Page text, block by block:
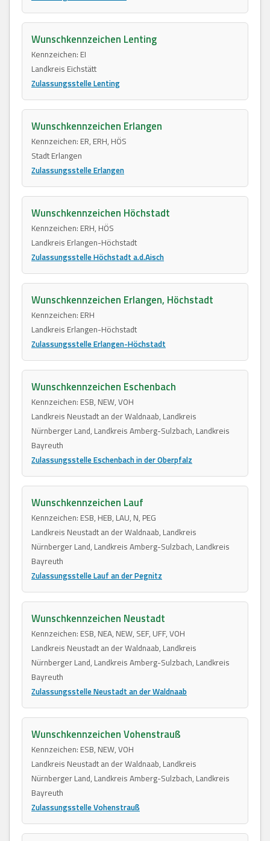
Wunschkennzeichen Lenting
Kennzeichen: EI
Landkreis Eichstätt
Zulassungsstelle Lenting
Wunschkennzeichen Erlangen
Kennzeichen: ER, ERH, HÖS
Stadt Erlangen
Zulassungsstelle Erlangen
Wunschkennzeichen Höchstadt
Kennzeichen: ERH, HÖS
Landkreis Erlangen-Höchstadt
Zulassungsstelle Höchstadt a.d.Aisch
Wunschkennzeichen Erlangen, Höchstadt
Kennzeichen: ERH
Landkreis Erlangen-Höchstadt
Zulassungsstelle Erlangen-Höchstadt
Wunschkennzeichen Eschenbach
Kennzeichen: ESB, NEW, VOH
Landkreis Neustadt an der Waldnaab, Landkreis
Nürnberger Land, Landkreis Amberg-Sulzbach, Landkreis
Bayreuth
Zulassungsstelle Eschenbach in der Oberpfalz
Wunschkennzeichen Lauf
Kennzeichen: ESB, HEB, LAU, N, PEG
Landkreis Neustadt an der Waldnaab, Landkreis
Nürnberger Land, Landkreis Amberg-Sulzbach, Landkreis
Bayreuth
Zulassungsstelle Lauf an der Pegnitz
Wunschkennzeichen Neustadt
Kennzeichen: ESB, NEA, NEW, SEF, UFF, VOH
Landkreis Neustadt an der Waldnaab, Landkreis
Nürnberger Land, Landkreis Amberg-Sulzbach, Landkreis
Bayreuth
Zulassungsstelle Neustadt an der Waldnaab
Wunschkennzeichen Vohenstrauß
Kennzeichen: ESB, NEW, VOH
Landkreis Neustadt an der Waldnaab, Landkreis
Nürnberger Land, Landkreis Amberg-Sulzbach, Landkreis
Bayreuth
Zulassungsstelle Vohenstrauß